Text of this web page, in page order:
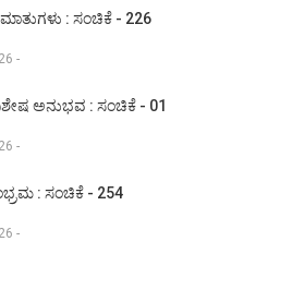
: ಸಂಚಿಕೆ - 226
-
ಅನುಭವ : ಸಂಚಿಕೆ - 01
-
: ಸಂಚಿಕೆ - 254
-